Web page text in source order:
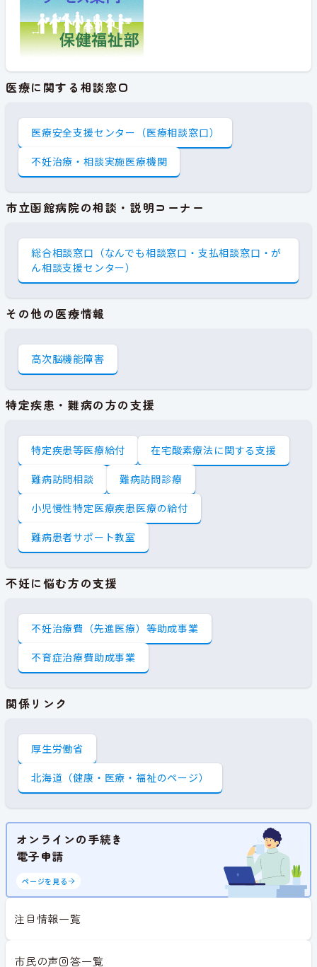
医療に関する相談窓口
医療安全支援センター（医療相談窓口）
不妊治療・相談実施医療機関
市立函館病院の相談・説明コーナー
総合相談窓口（なんでも相談窓口・支払相談窓口・が
ん相談支援センター）
その他の医療情報
高次脳機能障害
特定疾患・難病の方の支援
特定疾患等医療給付 在宅酸素療法に関する支援
難病訪問相談 難病訪問診療
小児慢性特定医療疾患医療の給付
難病患者サポート教室
不妊に悩む方の支援
不妊治療費（先進医療）等助成事業
不育症治療費助成事業
関係リンク
厚生労働省
北海道（健康・医療・福祉のページ）
オンラインの手続き
電子申請
ページを見る
注目情報一覧
市民の声回答一覧